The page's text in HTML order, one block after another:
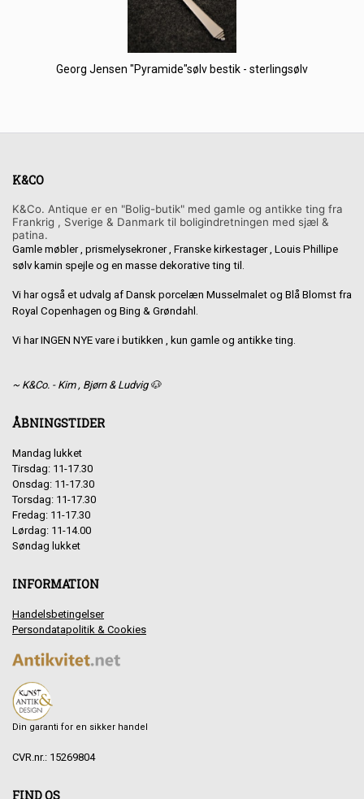
Georg Jensen "Pyramide"sølv bestik - sterlingsølv
K&CO
K&Co. Antique er en "Bolig-butik" med gamle og antikke ting fra
Frankrig , Sverige & Danmark til boligindretningen med sjæl &
patina.
Gamle møbler , prismelysekroner , Franske kirkestager , Louis Phillipe
sølv kamin spejle og en masse dekorative ting til.
Vi har også et udvalg af Dansk porcelæn Musselmalet og Blå Blomst fra
Royal Copenhagen og Bing & Grøndahl.
Vi har INGEN NYE vare i butikken , kun gamle og antikke ting.
~ K&Co. - Kim , Bjørn & Ludvig 🐶
ÅBNINGSTIDER
Mandag lukket
Tirsdag: 11-17.30
Onsdag: 11-17.30
Torsdag: 11-17.30
Fredag: 11-17.30
Lørdag: 11-14.00
Søndag lukket
INFORMATION
Handelsbetingelser
Persondatapolitik & Cookies
Din garanti for en sikker handel
CVR.nr.: 15269804
FIND OS